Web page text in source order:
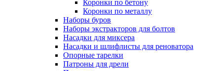
Коронки по бетону
Коронки по металлу
Наборы буров
Наборы экстракторов для болтов
Насадки для миксера
Насадки и шлифлисты для реноватора
Опорные тарелки
Патроны для дрели